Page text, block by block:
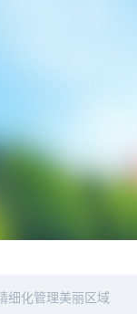
细化管理美丽区域